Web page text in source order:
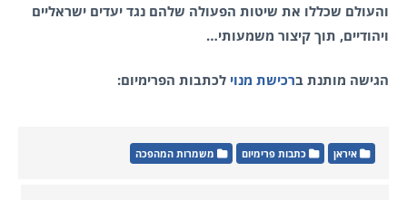
והעולם שכללו את שיטות הפעולה שלהם נגד יעדים ישראליים
ויהודיים, תוך קיצור משמעותי…
הגישה מותנת ברכישת מנוי לכתבות הפרימיום:
איראן כתבות פרימיום משמרות המהפכה